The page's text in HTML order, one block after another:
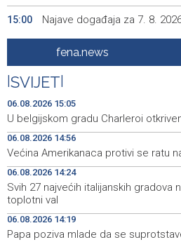
15:00 Najave događaja za 7. 8.
Većina Amerikanaca protivi
14:54
Central Election Commission
coalition KM 18,500
14:54
Učesnici Krajiškog moto-
odali počast braniocima
14:51
Inspektori u ZDK zatekli 11
evidentirali promet putem fiskalnog
14:48 Na Sarajevskoj berzi
14:48
Ovjera knjižica nije
'Raspotočje' 11 ih protestira
fena.news
SVIJET
06.08.2026 15:05
U belgijskom gradu Charleroi
06.08.2026 14:56
Većina Amerikanaca protivi se ratu
06.08.2026 14:24
Svih 27 najvećih italijanskih gradova
toplotni val
06.08.2026 14:19
Papa poziva mlade da se